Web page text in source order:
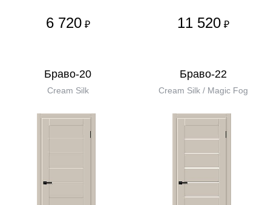
6 720 ₽ 11 520 ₽
Браво-20
Cream Silk
Браво-22
Cream Silk / Magic Fog